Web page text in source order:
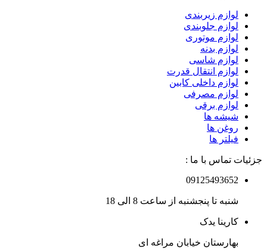
لوازم زیربندی
لوازم جلوبندی
لوازم موتوری
لوازم بدنه
لوازم شاسی
لوازم انتقال قدرت
لوازم داخلی کابین
لوازم مصرفی
لوازم برقی
شیشه ها
روغن ها
فیلتر ها
جزئیات تماس با ما :
09125493652
شنبه تا پنجشنبه از ساعت 8 الی 18
کارینا یدک
بهارستان خیابان مراغه ای